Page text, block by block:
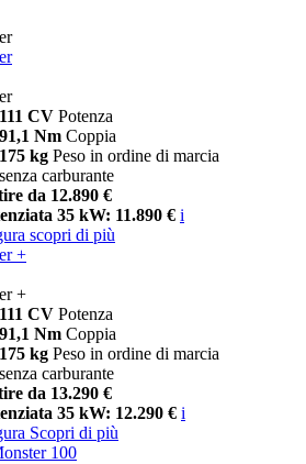
111 CV Potenza
91,1 Nm Coppia
175 kg Peso in ordine di marcia
senza carburante
da 12.890 €
35 kW: 11.890 € i
scopri di più
+
+
111 CV Potenza
91,1 Nm Coppia
175 kg Peso in ordine di marcia
senza carburante
da 13.290 €
35 kW: 12.290 € i
Scopri di più
100